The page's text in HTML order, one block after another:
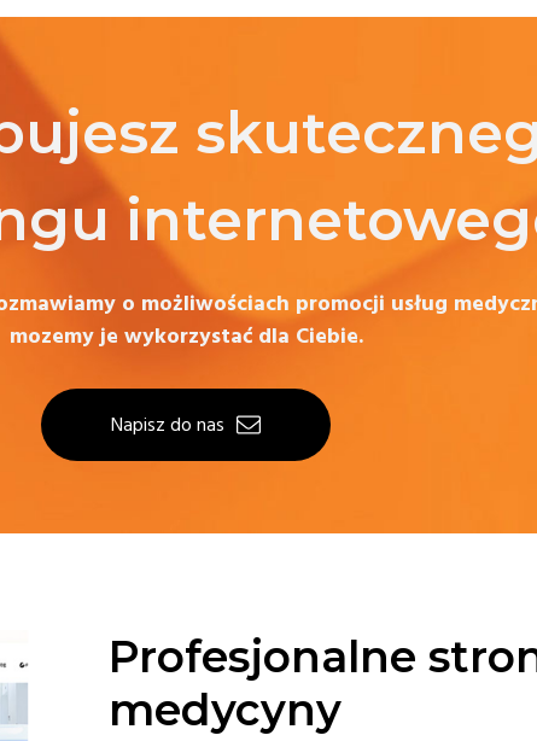
o możliwościach promocji usług
mozemy je wykorzystać dla Ciebie.
Napisz do nas
Profesjonalne
medycyny